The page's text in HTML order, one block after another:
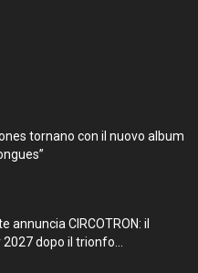
tornano con il nuovo album
annuncia CIRCOTRON: il
dopo il trionfo...